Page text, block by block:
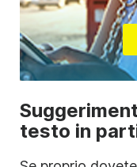
testo in